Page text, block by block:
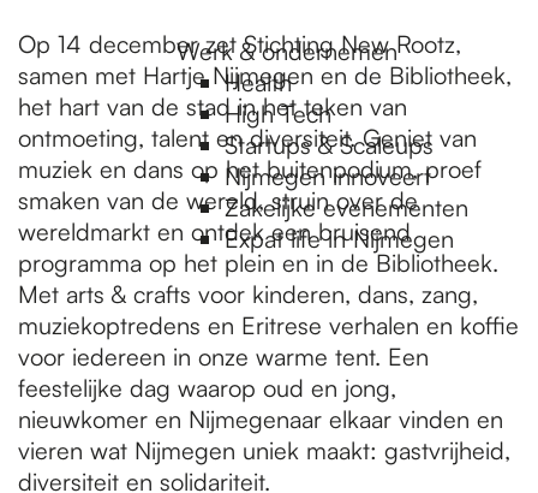
Werk & ondernemen
Health
High Tech
Startups & Scaleups
Nijmegen innoveert
Zakelijke evenementen
Expat life in Nijmegen
Op 14 december zet Stichting New Rootz,
samen met Hartje Nijmegen en de Bibliotheek,
het hart van de stad in het teken van
ontmoeting, talent en diversiteit. Geniet van
muziek en dans op het buitenpodium, proef
smaken van de wereld, struin over de
wereldmarkt en ontdek een bruisend
programma op het plein en in de Bibliotheek.
Met arts & crafts voor kinderen, dans, zang,
muziekoptredens en Eritrese verhalen en koffie
voor iedereen in onze warme tent. Een
feestelijke dag waarop oud en jong,
nieuwkomer en Nijmegenaar elkaar vinden en
vieren wat Nijmegen uniek maakt: gastvrijheid,
diversiteit en solidariteit.